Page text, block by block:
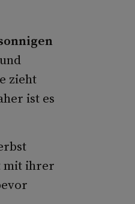
zieht
ist es
mit ihrer